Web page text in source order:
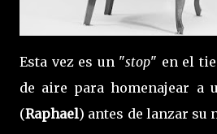
Esta vez es un "stop" en el
de aire para homenajear a
(Raphael) antes de lanzar su